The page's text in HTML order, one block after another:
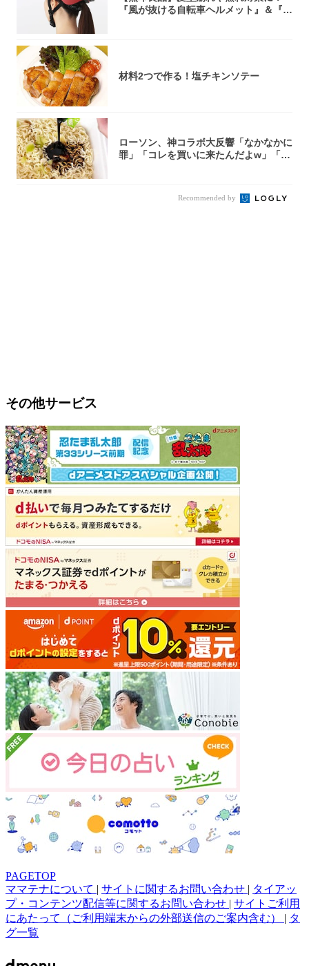
『風が抜ける自転車ヘルメット』＆『2
材料2つで作る！塩チキンソテー
ローソン、神コラボ大反響「なかなかに
罪」「コレを買いに来たんだよw」「３
Recommended by
その他サービス
PAGETOP
ママテナについて | サイトに関するお問い合わせ | タイアッ
プ・コンテンツ配信等に関するお問い合わせ | サイトご利用
にあたって（ご利用端末からの外部送信のご案内含む） | タ
グ一覧